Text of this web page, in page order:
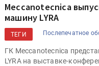
Meccanotecnica
машину LYRA
ТЕГИ Послепечатное
ГК Meccanotecnica
LYRA на выставке-